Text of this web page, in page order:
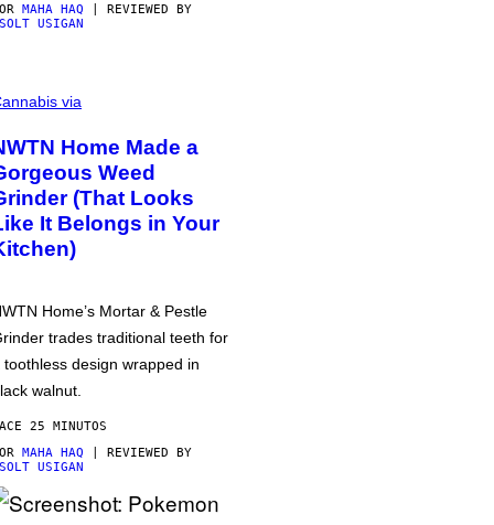
MAHA HAQ | REVIEWED BY
USIGAN
via
Home Made a
Weed
(That Looks
It Belongs in Your
Home’s Mortar & Pestle
trades traditional teeth for
toothless design wrapped in
walnut.
25 MINUTOS
MAHA HAQ | REVIEWED BY
USIGAN